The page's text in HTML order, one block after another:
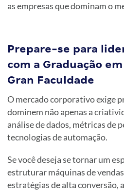
as empresas que dominam o
Prepare-se para
com a Graduação
Gran Faculdade
O mercado corporativo exige
dominem não apenas a
análise de dados, métricas de
tecnologias de automação.
Se você deseja se tornar um
estruturar máquinas de
estratégias de alta conversão, a